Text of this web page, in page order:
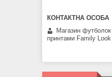
Магазин футболок
принтами Family Look